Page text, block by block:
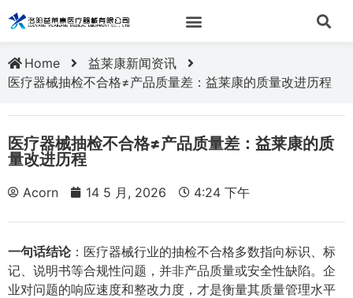
Home
益莱康新闻资讯
医疗器械抽检不合格≠产品质量差：益莱康的质量改进历程
医疗器械抽检不合格≠产品质量差：益莱康的质
量改进历程
Acorn 14 5 月, 2026 4:24 下午
一句话结论：医疗器械行业的抽检不合格多数指向标识、标
记、说明书等合规性问题，并非产品质量或安全性缺陷。企
业对问题的响应速度和整改力度，才是衡量其质量管理水平